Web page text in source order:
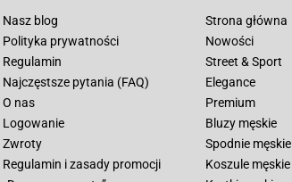
Nasz blog
Polityka prywatności
Regulamin
Najczęstsze pytania (FAQ)
O nas
Logowanie
Zwroty
Regulamin i zasady promocji
Strona główna
Nowości
Street & Sport
Elegance
Premium
Bluzy męskie
Spodnie męskie
Koszule męskie